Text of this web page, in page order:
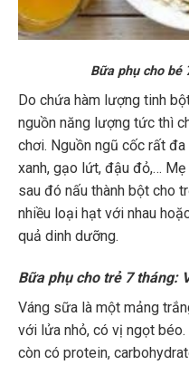
Bữa phụ cho bé
Do chứa hàm lượng tinh
nguồn năng lượng tức thì
chơi. Nguồn ngũ cốc rất
xanh, gạo lứt, đậu đỏ,…
sau đó nấu thành bột cho
nhiều loại hạt với nhau
quả dinh dưỡng.
Bữa phụ cho trẻ 7 tháng:
Váng sữa là một mảng
với lửa nhỏ, có vị ngọt
còn có protein,